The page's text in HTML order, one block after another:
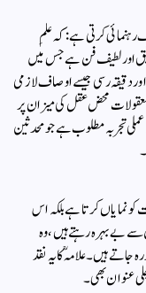
کرتی ہے:کہ علمِ
اور لطیف فن ہے جس میں
دقیقہ رسی جیسے اوصاف لازمی
معقولات محض عقل کی میزان پر
تجربہ مطلوب ہے جو محدثین
نمایاں کرتا ہے بلکہ اس
بے بہرہ رہتے ہیں، وہ
جاتے ہیں۔علامہؒ کا یہ نقد
عنوان بھی۔